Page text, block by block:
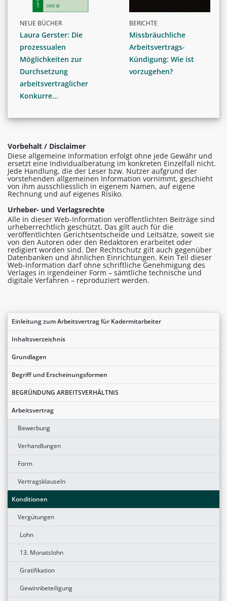
Einleitung zum Arbeitsvertrag für Kadermitarbeiter
Inhaltsverzeichnis
Grundlagen
Begriff und Erscheinungsformen
BEGRÜNDUNG ARBEITSVERHÄLTNIS
Arbeitsvertrag
Bewerbung
Verhandlungen
Form
Vertragsklauseln
Konditionen
Vergütungen
Lohn
13. Monatslohn
Gratifikation
Gewinnbeteiligung
NEUE BÜCHER
Laura Gerster: Die
prozessualen
Möglichkeiten zur
Durchsetzung
arbeitsvertraglicher
Konkurre...
BERICHTE
Missbräuchliche
Arbeitsvertrags-
Kündigung: Wie ist
vorzugehen?
Vorbehalt / Disclaimer
Diese allgemeine Information erfolgt ohne jede Gewähr und
ersetzt eine Individualberatung im konkreten Einzelfall nicht.
Jede Handlung, die der Leser bzw. Nutzer aufgrund der
vorstehenden allgemeinen Information vornimmt, geschieht
von ihm ausschliesslich in eigenem Namen, auf eigene
Rechnung und auf eigenes Risiko.
Urheber- und Verlagsrechte
Alle in dieser Web-Information veröffentlichten Beiträge sind
urheberrechtlich geschützt. Das gilt auch für die
veröffentlichten Gerichtsentscheide und Leitsätze, soweit sie
von den Autoren oder den Redaktoren erarbeitet oder
redigiert worden sind. Der Rechtschutz gilt auch gegenüber
Datenbanken und ähnlichen Einrichtungen. Kein Teil dieser
Web-Information darf ohne schriftliche Genehmigung des
Verlages in irgendeiner Form – sämtliche technische und
digitale Verfahren – reproduziert werden.